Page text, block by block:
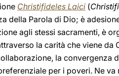
Christifideles Laici (
della Parola di Dio; è
agli stessi sacramenti, è
la carità che viene
la convergenza
per i poveri. Ne